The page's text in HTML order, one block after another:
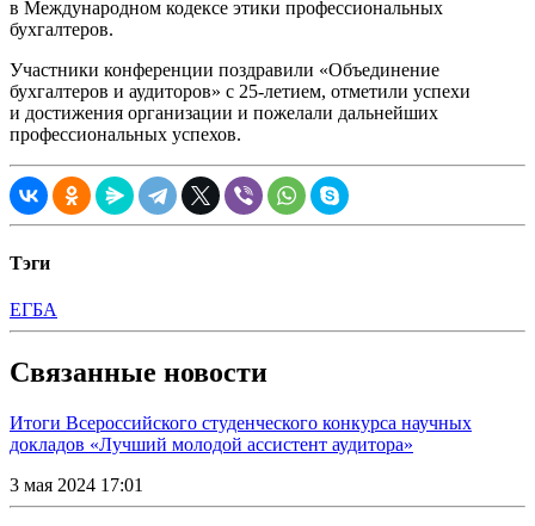
в Международном кодексе этики профессиональных
бухгалтеров.
Участники конференции поздравили «Объединение
бухгалтеров и аудиторов» с 25-летием, отметили успехи
и достижения организации и пожелали дальнейших
профессиональных успехов.
Тэги
ЕГБА
Связанные новости
Итоги Всероссийского студенческого конкурса научных
докладов «Лучший молодой ассистент аудитора»
3 мая 2024 17:01